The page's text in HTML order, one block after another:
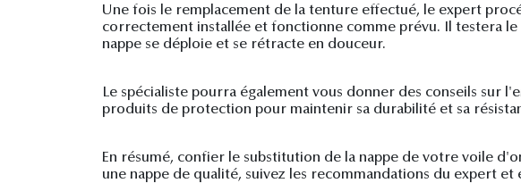
Une fois le remplacement de la tenture effectué, le expert
correctement installée et fonctionne comme prévu. Il testera
nappe se déploie et se rétracte en douceur.
Le spécialiste pourra également vous donner des conseils
produits de protection pour maintenir sa durabilité et sa
En résumé, confier le substitution de la nappe de votre voile
une nappe de qualité, suivez les recommandations du expert